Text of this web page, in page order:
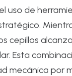
uso de
cepillos
Esta
mecánica por